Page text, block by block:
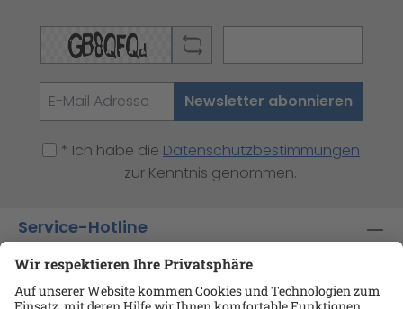
Newsletter abonnieren
* Ich habe die Datenschutzbestimmungen
zur Kenntnis genommen.
Service-Hotline
Shop-Service